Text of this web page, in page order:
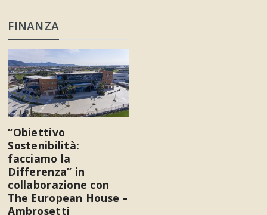
FINANZA
“Obiettivo
Sostenibilità:
facciamo la
Differenza” in
collaborazione con
The European House –
Ambrosetti